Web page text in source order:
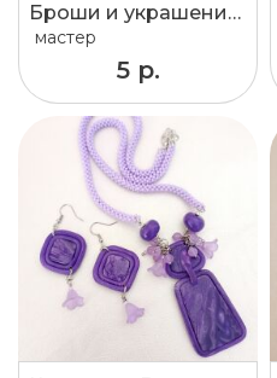
Броши и украшения из эпоксидной смолы.
мастер
5 р.